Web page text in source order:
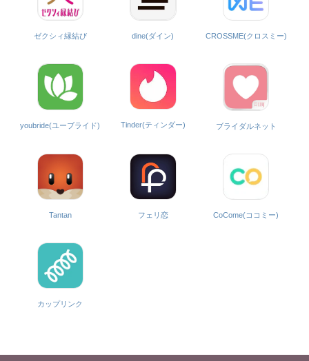
ゼクシィ縁結び dine(ダイン) CROSSME(クロスミー)
youbride(ユーブライド) Tinder(ティンダー) ブライダルネット
Tantan フェリ恋 CoCome(ココミー)
カップリンク